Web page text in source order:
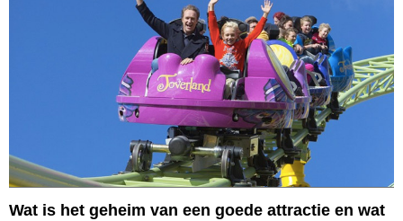
Wat is het geheim van een goede attractie en wat